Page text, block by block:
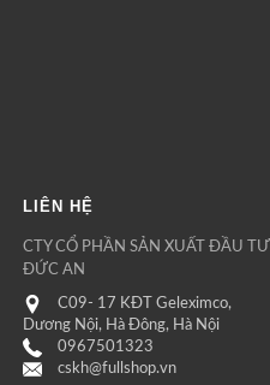
LIÊN HỆ
CTY CỔ PHẦN SẢN XUẤT ĐẦU TƯ
ĐỨC AN
C09- 17 KĐT Geleximco,
Dương Nội, Hà Đông, Hà Nội
0967501323
cskh@fullshop.vn